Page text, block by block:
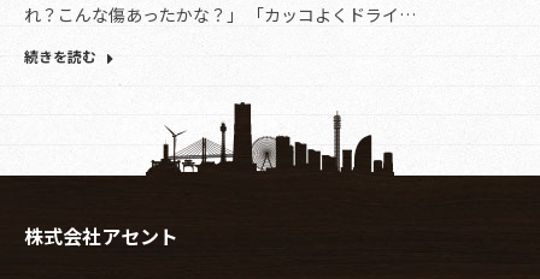
れ？こんな傷あったかな？」 「カッコよくドライ…
続きを読む
株式会社アセント